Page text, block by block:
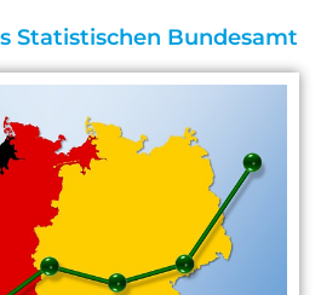
Statistischen Bundesamt